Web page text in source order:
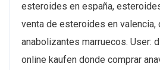
esteroides en españa,
venta de esteroides en valencia,
anabolizantes marruecos. User:
online kaufen donde comprar